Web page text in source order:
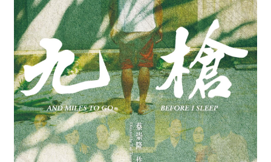
報
と
申
込
過
去
行
事
台